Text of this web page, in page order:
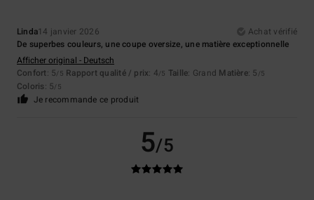
Linda14 janvier 2026
Achat vérifié
De superbes couleurs, une coupe oversize, une matière exceptionnelle
Afficher original - Deutsch
Confort: 5/5 Rapport qualité / prix: 4/5 Taille: Grand Matière: 5 /5
Coloris: 5/5
Je recommande ce produit
5/5